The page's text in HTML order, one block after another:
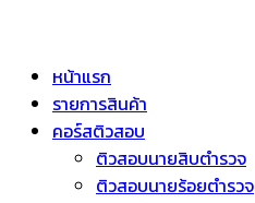
หน้าแรก
รายการสินค้า
คอร์สติวสอบ
ติวสอบนายสิบตำรวจ
ติวสอบนายร้อยตำรวจ